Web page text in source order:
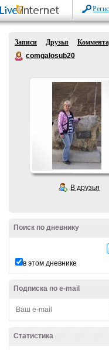
Записи Друзья
comgalosub20
В друзья
Поиск по дневнику
в этом дневнике
Подписка по e-mail
Статистика